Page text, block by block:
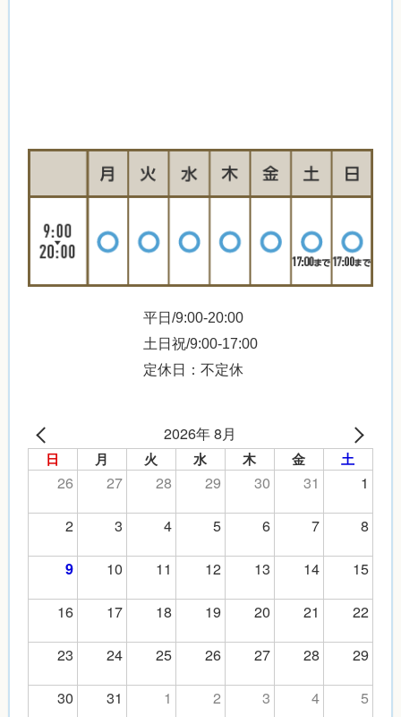
平日/9:00-20:00
土日祝/9:00-17:00
定休日：不定休
2026年 8月
日 月 火 水 木 金 土
26 27 28 29 30 31
1
2
3 4 5 6 7 8
9 10 11 12 13 14
15
16
17 18 19 20 21
22
23
24 25 26 27 28
29
30
31 1 2 3 4 5